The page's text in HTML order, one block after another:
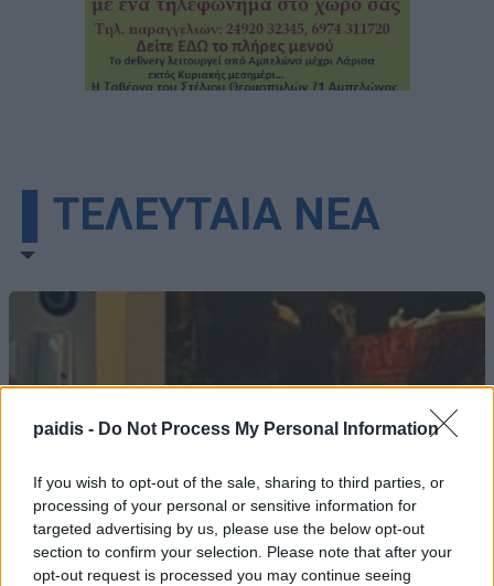
paidis - Do Not Process My Personal Information
If you wish to opt-out of the sale, sharing to third parties, or
processing of your personal or sensitive information for
targeted advertising by us, please use the below opt-out
section to confirm your selection. Please note that after your
opt-out request is processed you may continue seeing
▌ΤΕΛΕΥΤΑΙΑ ΝΕΑ